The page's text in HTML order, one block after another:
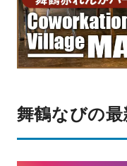
舞鶴なびの最